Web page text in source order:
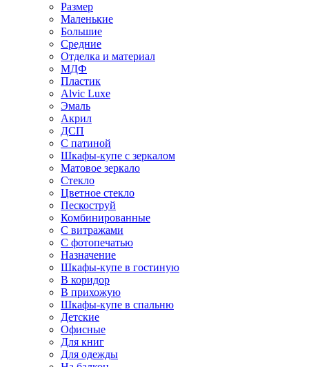
Размер
Маленькие
Большие
Средние
Отделка и материал
МДФ
Пластик
Alvic Luxe
Эмаль
Акрил
ДСП
С патиной
Шкафы-купе с зеркалом
Матовое зеркало
Стекло
Цветное стекло
Пескоструй
Комбинированные
С витражами
С фотопечатью
Назначение
Шкафы-купе в гостиную
В коридор
В прихожую
Шкафы-купе в спальню
Детские
Офисные
Для книг
Для одежды